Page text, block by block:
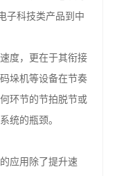
子科技类产品到中
度，更在于其衔接
垛机等设备在节奏
环节的节拍脱节或
统的瓶颈。
应用除了提升速